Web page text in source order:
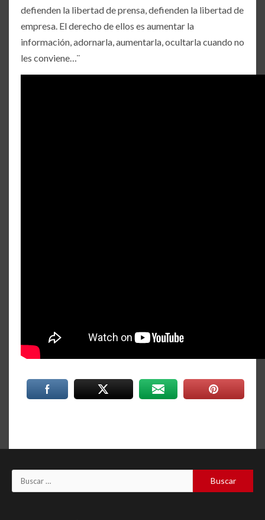
defienden la libertad de prensa, defienden la libertad de
empresa. El derecho de ellos es aumentar la
información, adornarla, aumentarla, ocultarla cuando no
les conviene…¨
Buscar: